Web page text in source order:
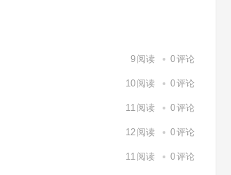
9 阅读 0评论
10 阅读 0评论
11 阅读 0评论
12 阅读 0评论
11 阅读 0评论